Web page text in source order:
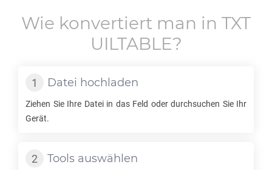
Wie konvertiert man in TXT
UILTABLE?
Datei hochladen
Ziehen Sie Ihre Datei in das Feld oder durchsuchen Sie Ihr
Gerät.
Tools auswählen